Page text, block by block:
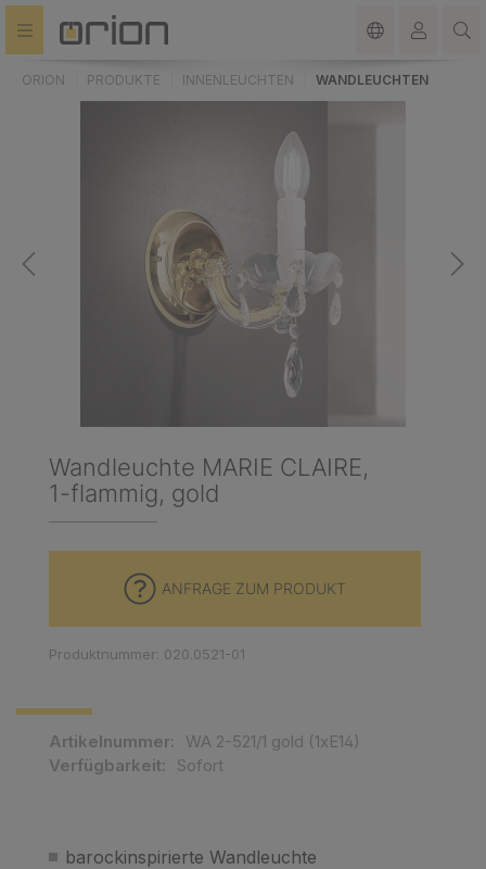
springen
ORION PRODUKTE INNENLEUCHTEN WANDLEUCHTEN
Wandleuchte MARIE CLAIRE,
1-flammig, gold
barockinspirierte Wandleuchte
Artikelnummer:
WA 2-521/1 gold (1xE14)
Verfügbarkeit:
Sofort
ANFRAGE ZUM PRODUKT
Produktnummer: 020.0521-01